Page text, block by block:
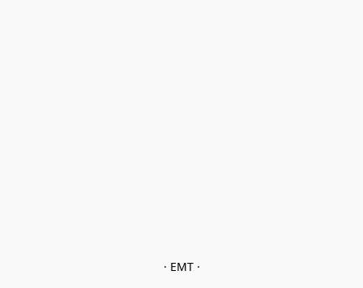
· EMT ·